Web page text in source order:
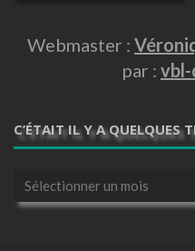
Webmaster :
par :
C’ÉTAIT IL Y A QUELQUES
C’était